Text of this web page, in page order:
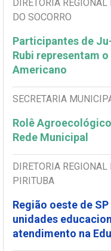
DIRETORIA
DO SOCORRO
Participantes de
Rubi representam
Americano
SECRETARIA
Rolê
Rede Municipal
DIRETORIA REGIONAL
PIRITUBA
Região oeste de
unidades
atendimento na